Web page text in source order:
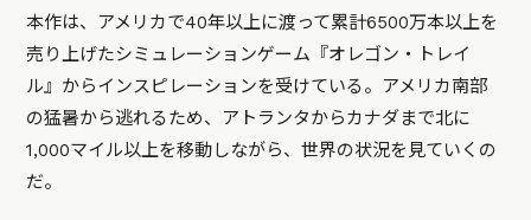
本作は、アメリカで40年以上に渡って累計6500万本以上を
売り上げたシミュレーションゲーム『オレゴン・トレイ
ル』からインスピレーションを受けている。アメリカ南部
の猛暑から逃れるため、アトランタからカナダまで北に
1,000マイル以上を移動しながら、世界の状況を見ていくの
だ。